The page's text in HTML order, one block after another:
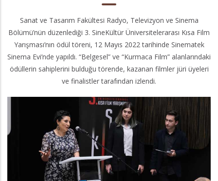
Sanat ve Tasarım Fakültesi Radyo, Televizyon ve Sinema
Bölümü’nün düzenlediği 3. SineKültür Üniversitelerarası Kısa Film
Yarışması’nın ödül töreni, 12 Mayıs 2022 tarihinde Sinematek
Sinema Evi’nde yapıldı. “Belgesel” ve “Kurmaca Film” alanlarındaki
ödüllerin sahiplerini bulduğu törende, kazanan filmler jüri üyeleri
ve finalistler tarafından izlendi.